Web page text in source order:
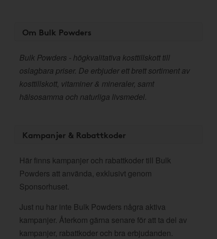
Om Bulk Powders
Bulk Powders - högkvalitativa kosttillskott till
oslagbara priser. De erbjuder ett brett sortiment av
kosttillskott, vitaminer & mineraler, samt
hälsosamma och naturliga livsmedel.
Kampanjer & Rabattkoder
Här finns kampanjer och rabattkoder till Bulk
Powders att använda, exklusivt genom
Sponsorhuset.
Just nu har inte Bulk Powders några aktiva
kampanjer. Återkom gärna senare för att ta del av
kampanjer, rabattkoder och bra erbjudanden.